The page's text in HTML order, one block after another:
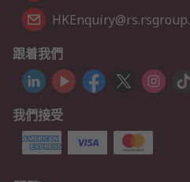
跟着我們
我們接受